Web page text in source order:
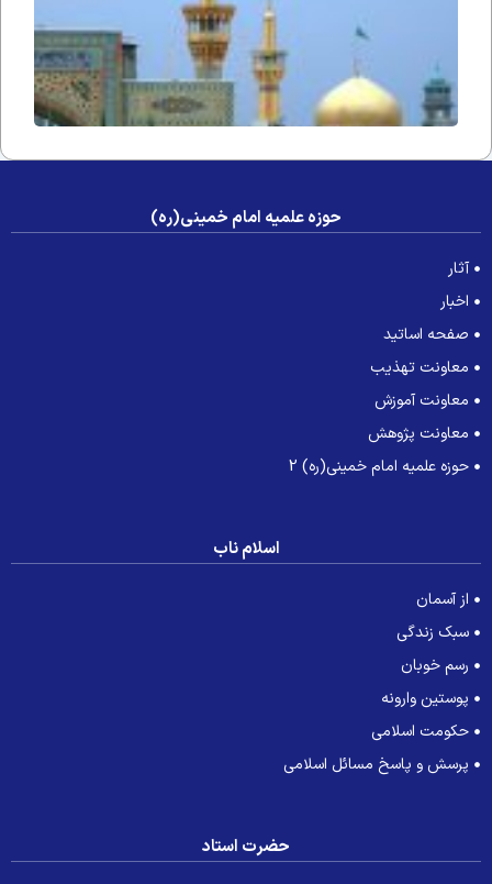
حوزه علمیه امام خمینی(ره)
آثار
اخبار
صفحه اساتید
معاونت تهذیب
معاونت آموزش
معاونت پژوهش
حوزه علمیه امام خمینی(ره) 2
اسلام ناب
از آسمان
سبک زندگی
رسم خوبان
پوستین وارونه
حکومت اسلامی
پرسش و پاسخ مسائل اسلامی
حضرت استاد